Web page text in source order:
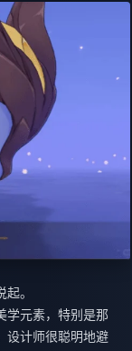
。
学元素，特别是那
设计师很聪明地避